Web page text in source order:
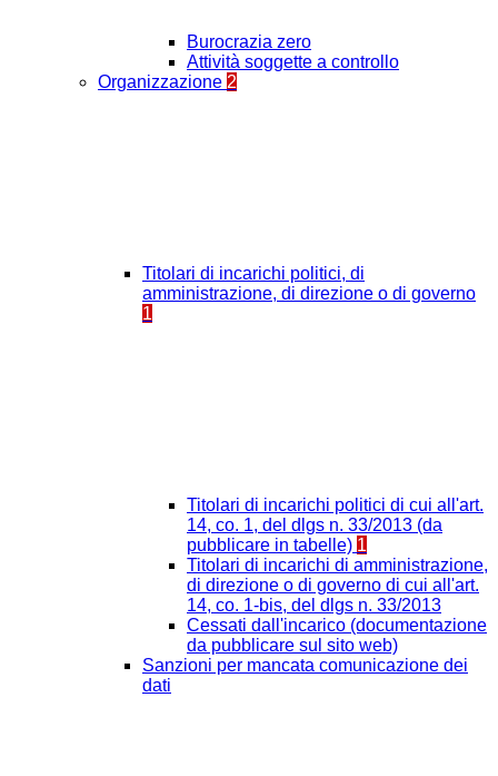
Burocrazia zero
Attività soggette a controllo
Organizzazione 2
Titolari di incarichi politici, di
amministrazione, di direzione o di governo
1
Titolari di incarichi politici di cui all'art.
14, co. 1, del dlgs n. 33/2013 (da
pubblicare in tabelle) 1
Titolari di incarichi di amministrazione,
di direzione o di governo di cui all'art.
14, co. 1-bis, del dlgs n. 33/2013
Cessati dall'incarico (documentazione
da pubblicare sul sito web)
Sanzioni per mancata comunicazione dei
dati